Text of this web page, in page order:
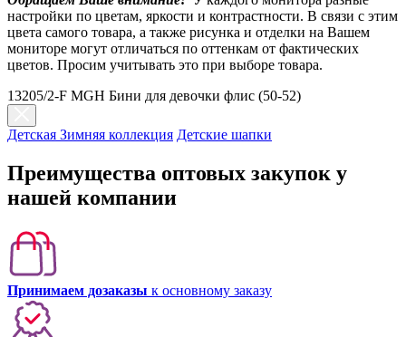
настройки по цветам, яркости и контрастности. В связи с этим
цвета самого товара, а также рисунка и отделки на Вашем
мониторе могут отличаться по оттенкам от фактических
цветов. Просим учитывать это при выборе товара.
13205/2-F MGH Бини для девочки флис (50-52)
Детская Зимняя коллекция Детские шапки
Преимущества оптовых закупок у
нашей компании
Принимаем дозаказы к основному заказу